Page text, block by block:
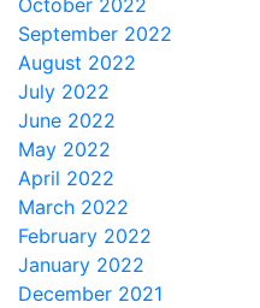
September 2022
August 2022
July 2022
June 2022
May 2022
April 2022
March 2022
February 2022
January 2022
December 2021